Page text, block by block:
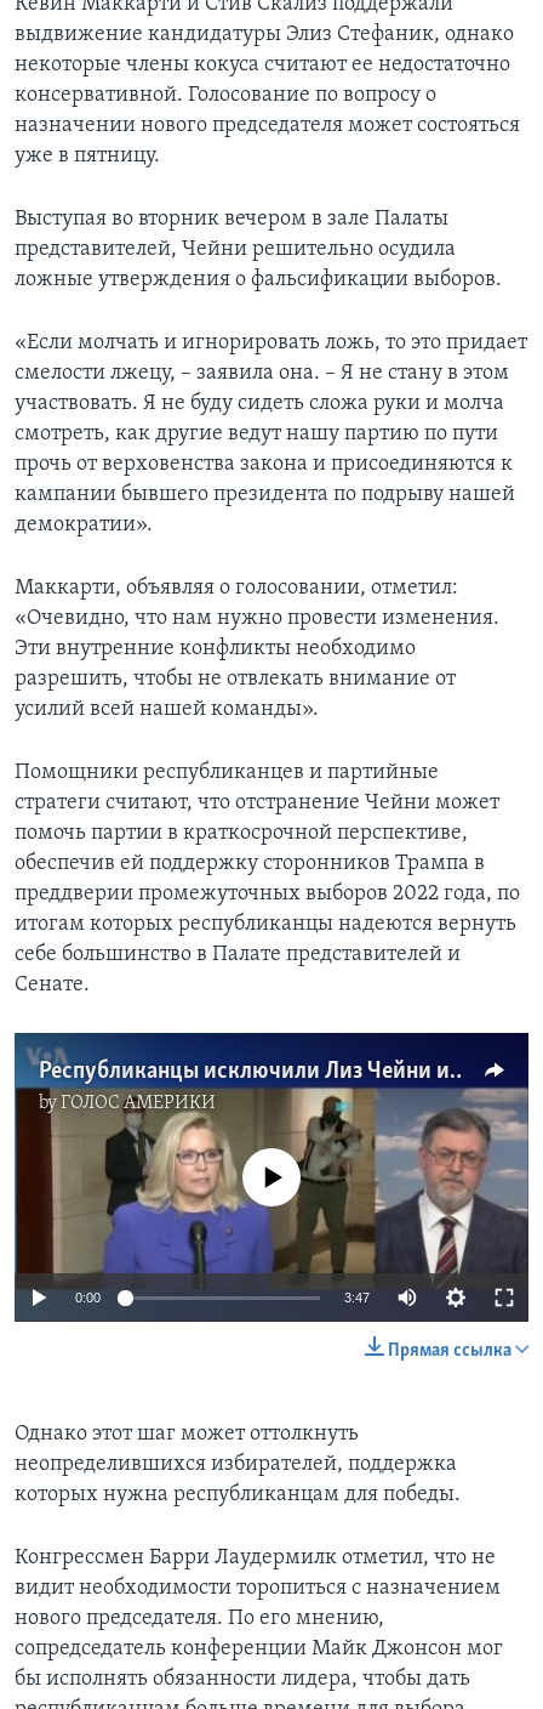
выдвижение кандидатуры Элиз Стефаник, однако
некоторые члены кокуса считают ее недостаточно
консервативной. Голосование по вопросу о
назначении нового председателя может состояться
уже в пятницу.
Выступая во вторник вечером в зале Палаты
представителей, Чейни решительно осудила
ложные утверждения о фальсификации выборов.
«Если молчать и игнорировать ложь, то это придает
смелости лжецу, – заявила она. – Я не стану в этом
участвовать. Я не буду сидеть сложа руки и молча
смотреть, как другие ведут нашу партию по пути
прочь от верховенства закона и присоединяются к
кампании бывшего президента по подрыву нашей
демократии».
Маккарти, объявляя о голосовании, отметил:
«Очевидно, что нам нужно провести изменения.
Эти внутренние конфликты необходимо
разрешить, чтобы не отвлекать внимание от
усилий всей нашей команды».
Помощники республиканцев и партийные
стратеги считают, что отстранение Чейни может
помочь партии в краткосрочной перспективе,
обеспечив ей поддержку сторонников Трампа в
преддверии промежуточных выборов 2022 года, по
итогам которых республиканцы надеются вернуть
себе большинство в Палате представителей и
Сенате.
Республиканцы исключили Лиз Чейни из руководства партии за критику Трампа
byГОЛОС АМЕРИКИ
No media source currently available
0:00 3:47
Прямая ссылка
Однако этот шаг может оттолкнуть
неопределившихся избирателей, поддержка
которых нужна республиканцам для победы.
Конгрессмен Барри Лаудермилк отметил, что не
видит необходимости торопиться с назначением
нового председателя. По его мнению,
сопредседатель конференции Майк Джонсон мог
бы исполнять обязанности лидера, чтобы дать